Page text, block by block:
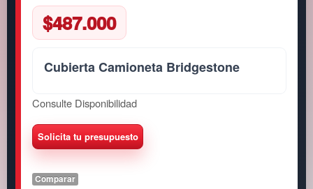
$487.000
Cubierta Camioneta Bridgestone
Consulte Disponibilidad
Comparar